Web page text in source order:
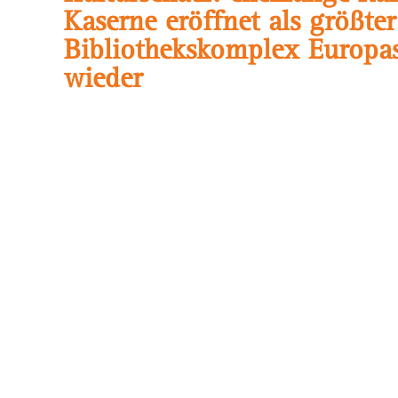
Kaserne eröffnet als größter
Bibliothekskomplex
wieder